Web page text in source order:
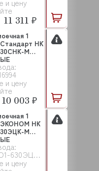
и цену
11 311 ₽
и цену
1
НК
М
10 003 ₽
НК ВМО1-630ЭЦК-М
и цену
1
ЭКОНОМ НК
М